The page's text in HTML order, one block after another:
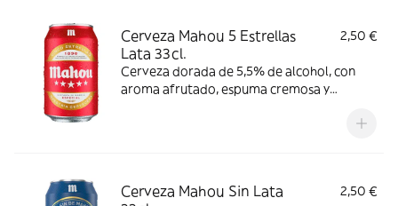
Cerveza Mahou 5 Estrellas
Lata 33cl.
2,50 €
Cerveza dorada de 5,5% de alcohol, con
aroma afrutado, espuma cremosa y
Cerveza Mahou Sin Lata
2,50 €